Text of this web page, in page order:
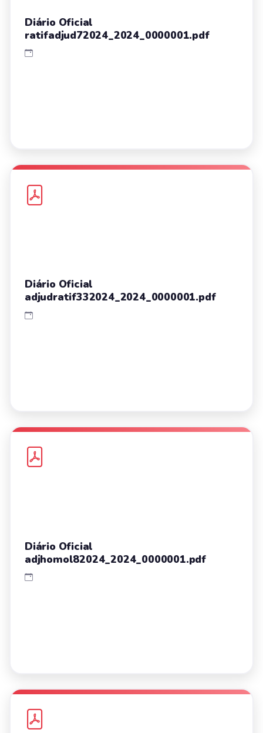
Diário Oficial
ratifadjud72024_2024_0000001.pdf
Diário Oficial
adjudratif332024_2024_0000001.pdf
Diário Oficial
adjhomol82024_2024_0000001.pdf